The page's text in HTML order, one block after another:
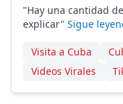
"Hay una cantidad
explicar" Sigue
Visita a Cuba
Videos Virales